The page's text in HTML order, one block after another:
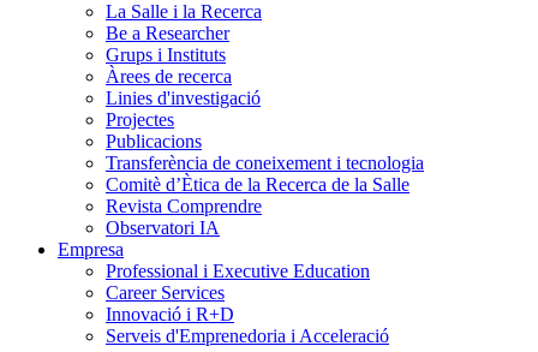
La Salle i la Recerca
Be a Researcher
Grups i Instituts
Àrees de recerca
Linies d'investigació
Projectes
Publicacions
Transferència de coneixement i tecnologia
Comitè d’Ètica de la Recerca de la Salle
Revista Comprendre
Observatori IA
Empresa
Professional i Executive Education
Career Services
Innovació i R+D
Serveis d'Emprenedoria i Acceleració